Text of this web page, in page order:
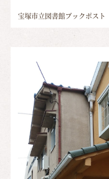
宝塚市立図書館ブックポスト